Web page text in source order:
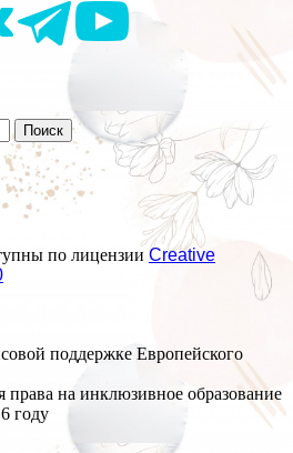
по лицензии Creative
поддержке Европейского
права на инклюзивное образование
году